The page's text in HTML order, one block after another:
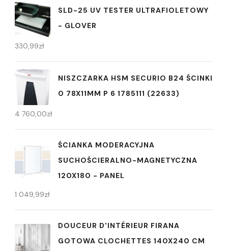
SLD-25 UV TESTER ULTRAFIOLETOWY
- GLOVER
330,99zł
NISZCZARKA HSM SECURIO B24 ŚCINKI
0 78X11MM P 6 1785111 (22633)
4 760,00zł
ŚCIANKA MODERACYJNA
SUCHOŚCIERALNO-MAGNETYCZNA
120X180 - PANEL
1 049,99zł
DOUCEUR D'INTÉRIEUR FIRANA
GOTOWA CLOCHETTES 140X240 CM